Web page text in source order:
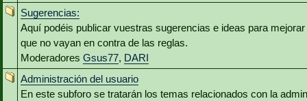
Sugerencias:
Aquí podéis publicar vuestras sugerencias e ideas para
que no vayan en contra de las reglas.
Moderadores Gsus77, DARI
Administración del usuario
En este subforo se tratarán los temas relacionados con la